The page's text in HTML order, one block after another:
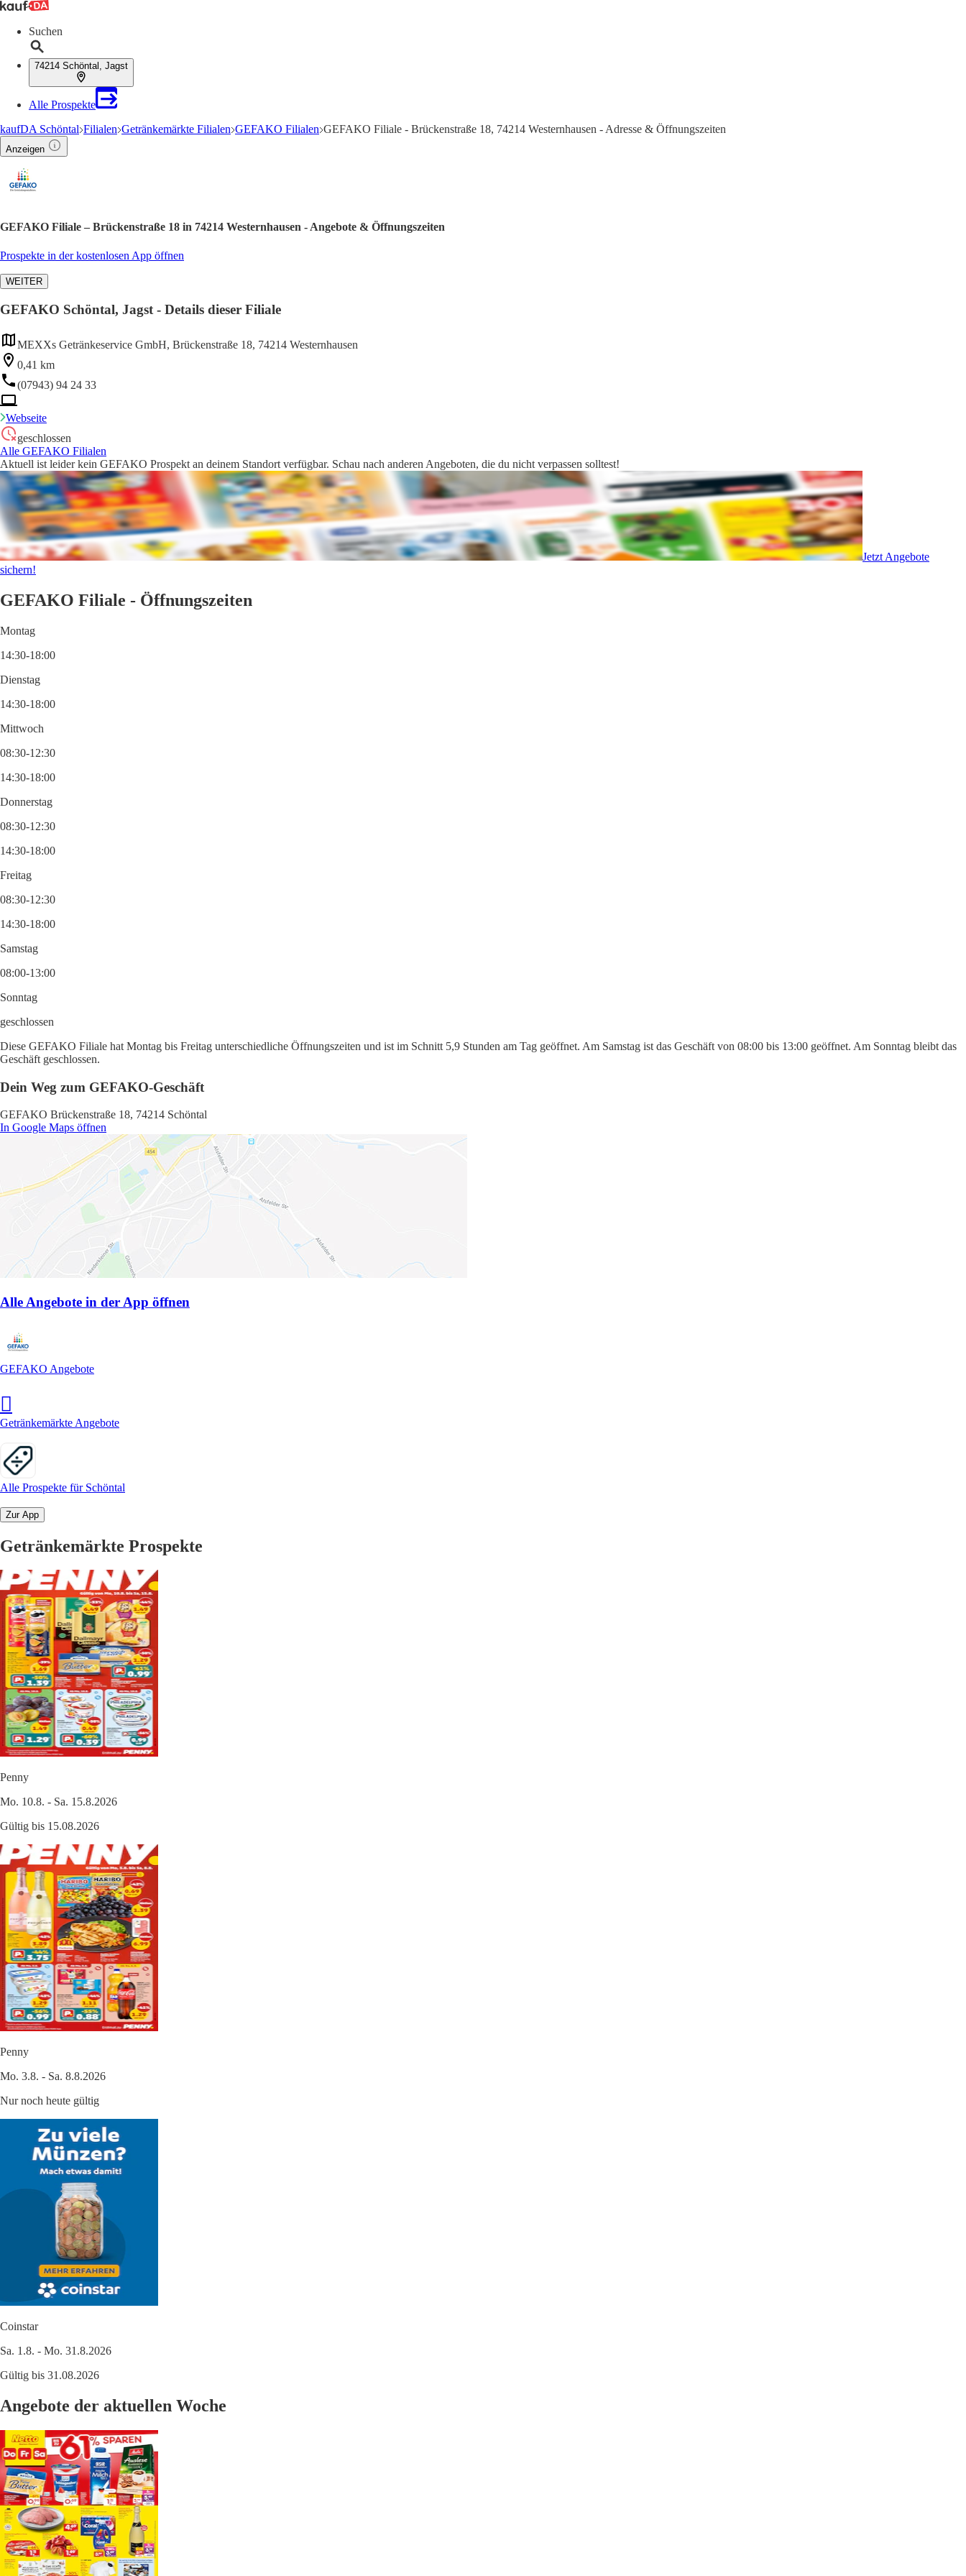
Suchen
74214 Schöntal, Jagst
Alle Prospekte
kaufDA Schöntal Filialen Getränkemärkte Filialen GEFAKO Filialen GEFAKO Filiale - Brückenstraße 18, 74214 Westernhausen - Adresse & Öffnungszeiten
Anzeigen
GEFAKO Filiale – Brückenstraße 18 in 74214 Westernhausen - Angebote & Öffnungszeiten
Prospekte in der kostenlosen App öffnen
WEITER
GEFAKO Schöntal, Jagst - Details dieser Filiale
MEXXs Getränkeservice GmbH, Brückenstraße 18, 74214 Westernhausen
0,41 km
(07943) 94 24 33
Webseite
geschlossen
Alle GEFAKO Filialen
Aktuell ist leider kein GEFAKO Prospekt an deinem Standort verfügbar. Schau nach anderen Angeboten, die du nicht verpassen solltest!
Jetzt Angebote
sichern!
GEFAKO Filiale - Öffnungszeiten
Montag
14:30-18:00
Dienstag
14:30-18:00
Mittwoch
08:30-12:30
14:30-18:00
Donnerstag
08:30-12:30
14:30-18:00
Freitag
08:30-12:30
14:30-18:00
Samstag
08:00-13:00
Sonntag
geschlossen
Diese GEFAKO Filiale hat Montag bis Freitag unterschiedliche Öffnungszeiten und ist im Schnitt 5,9 Stunden am Tag geöffnet. Am Samstag ist das Geschäft von 08:00 bis 13:00 geöffnet. Am Sonntag bleibt das
Geschäft geschlossen.
Dein Weg zum GEFAKO-Geschäft
GEFAKO Brückenstraße 18, 74214 Schöntal
In Google Maps öffnen
Alle Angebote in der App öffnen
GEFAKO Angebote
Getränkemärkte Angebote
Alle Prospekte für Schöntal
Zur App
Getränkemärkte Prospekte
Penny
Mo. 10.8. - Sa. 15.8.2026
Gültig bis 15.08.2026
Penny
Mo. 3.8. - Sa. 8.8.2026
Nur noch heute gültig
Coinstar
Sa. 1.8. - Mo. 31.8.2026
Gültig bis 31.08.2026
Angebote der aktuellen Woche